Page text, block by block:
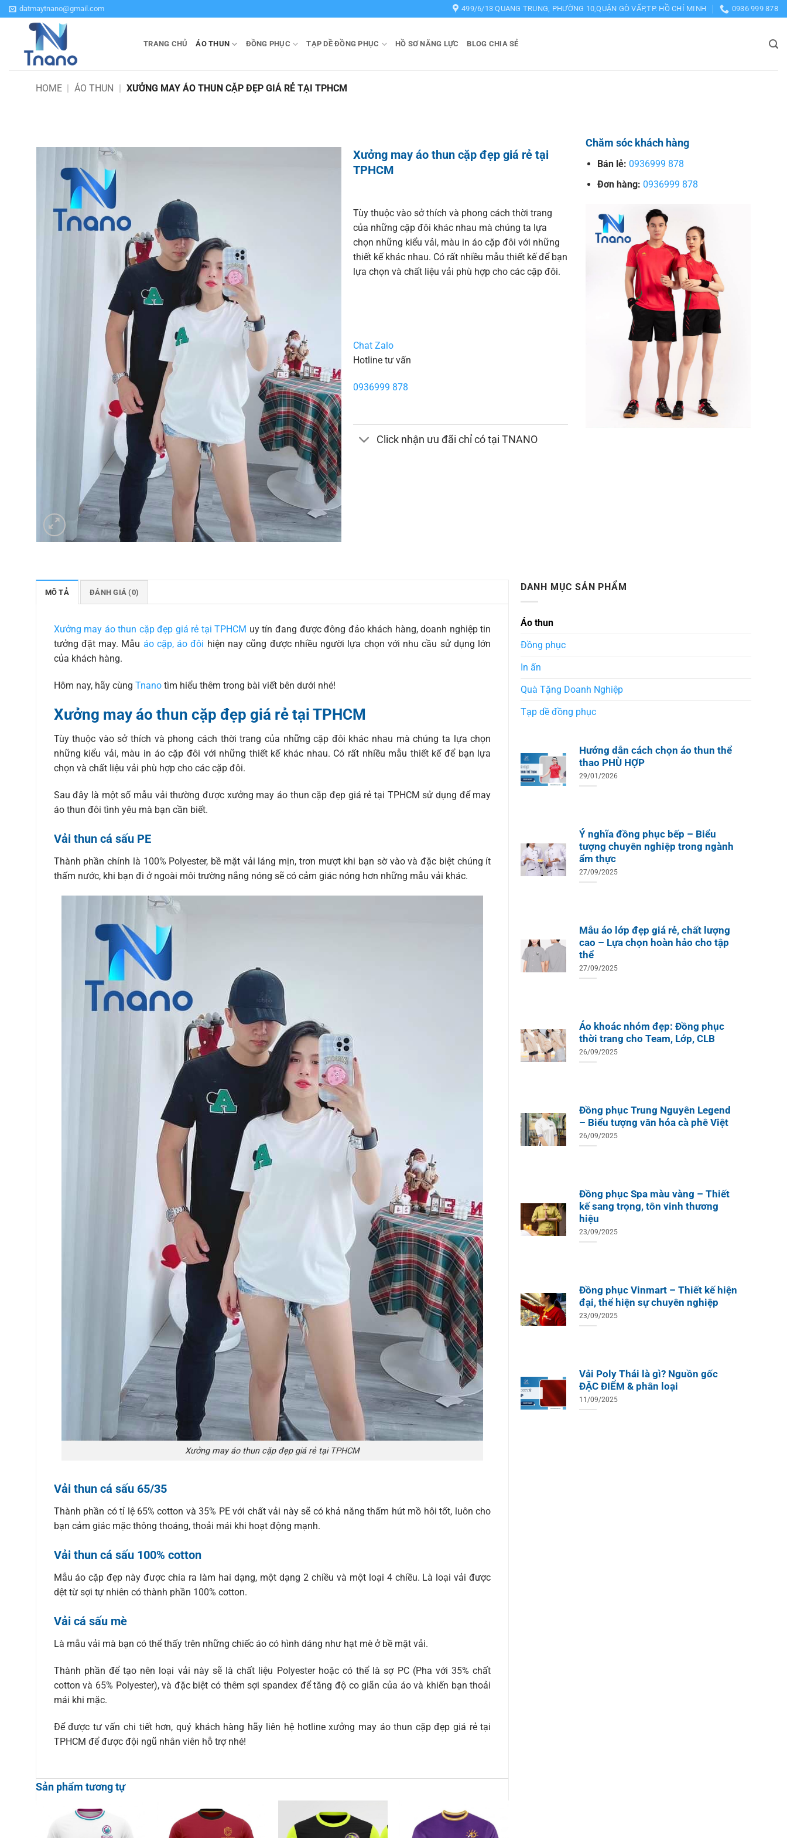
Bỏ
qua
datmaytnano@gmail.com 499/6/13 QUANG TRUNG, PHƯỜNG 10,QUẬN GÒ VẤP,TP. HỒ CHÍ MINH 0936 999 878
TRANG CHỦ ÁO THUN ĐỒNG PHỤC TẠP DỀ ĐỒNG PHỤC HỒ SƠ NĂNG LỰC BLOG CHIA SẺ
HOME | ÁO THUN | XƯỞNG MAY ÁO THUN CẶP ĐẸP GIÁ RẺ TẠI TPHCM
Xưởng may áo thun cặp đẹp giá rẻ tại
TPHCM
Tùy thuộc vào sở thích và phong cách thời trang
của những cặp đôi khác nhau mà chúng ta lựa
chọn những kiểu vải, màu in áo cặp đôi với những
thiết kế khác nhau. Có rất nhiều mẫu thiết kế để bạn
lựa chọn và chất liệu vải phù hợp cho các cặp đôi.
Chat Zalo
Hotline tư vấn
0936999 878
Click nhận ưu đãi chỉ có tại TNANO
Chăm sóc khách hàng
Bán lẻ: 0936999 878
Đơn hàng: 0936999 878
MÔ TẢ ĐÁNH GIÁ (0)
Xưởng may áo thun cặp đẹp giá rẻ tại TPHCM uy tín đang được đông đảo khách hàng, doanh nghiệp tin
tưởng đặt may. Mẫu áo cặp, áo đôi hiện nay cũng được nhiều người lựa chọn với nhu cầu sử dụng lớn
của khách hàng.
Hôm nay, hãy cùng Tnanotìm hiểu thêm trong bài viết bên dưới nhé!
Xưởng may áo thun cặp đẹp giá rẻ tại TPHCM
Tùy thuộc vào sở thích và phong cách thời trang của những cặp đôi khác nhau mà chúng ta lựa chọn
những kiểu vải, màu in áo cặp đôi với những thiết kế khác nhau. Có rất nhiều mẫu thiết kế để bạn lựa
chọn và chất liệu vải phù hợp cho các cặp đôi.
Sau đây là một số mẫu vải thường được xưởng may áo thun cặp đẹp giá rẻ tại TPHCM sử dụng để may
áo thun đôi tình yêu mà bạn cần biết.
Vải thun cá sấu PE
Thành phần chính là 100% Polyester, bề mặt vải láng mịn, trơn mượt khi bạn sờ vào và đặc biệt chúng ít
thấm nước, khi bạn đi ở ngoài môi trường nắng nóng sẽ có cảm giác nóng hơn những mẫu vải khác.
Xưởng may áo thun cặp đẹp giá rẻ tại TPHCM
Vải thun cá sấu 65/35
Thành phần có tỉ lệ 65% cotton và 35% PE với chất vải này sẽ có khả năng thấm hút mồ hôi tốt, luôn cho
bạn cảm giác mặc thông thoáng, thoải mái khi hoạt động mạnh.
Vải thun cá sấu 100% cotton
Mẫu áo cặp đẹp này được chia ra làm hai dạng, một dạng 2 chiều và một loại 4 chiều. Là loại vải được
dệt từ sợi tự nhiên có thành phần 100% cotton.
Vải cá sấu mè
Là mẫu vải mà bạn có thể thấy trên những chiếc áo có hình dáng như hạt mè ở bề mặt vải.
Thành phần để tạo nên loại vải này sẽ là chất liệu Polyester hoặc có thể là sợ PC (Pha với 35% chất
cotton và 65% Polyester), và đặc biệt có thêm sợi spandex để tăng độ co giãn của áo và khiến bạn thoải
mái khi mặc.
Để được tư vấn chi tiết hơn, quý khách hàng hãy liên hệ hotline xưởng may áo thun cặp đẹp giá rẻ tại
TPHCM để được đội ngũ nhân viên hỗ trợ nhé!
Sản phẩm tương tự
DANH MỤC SẢN PHẨM
Áo thun
Đồng phục
In ấn
Quà Tặng Doanh Nghiệp
Tạp dề đồng phục
Hướng dẫn cách chọn áo thun thể
thao PHÙ HỢP
29/01/2026
Ý nghĩa đồng phục bếp – Biểu
tượng chuyên nghiệp trong ngành
ẩm thực
27/09/2025
Mẫu áo lớp đẹp giá rẻ, chất lượng
cao – Lựa chọn hoàn hảo cho tập
thể
27/09/2025
Áo khoác nhóm đẹp: Đồng phục
thời trang cho Team, Lớp, CLB
26/09/2025
Đồng phục Trung Nguyên Legend
– Biểu tượng văn hóa cà phê Việt
26/09/2025
Đồng phục Spa màu vàng – Thiết
kế sang trọng, tôn vinh thương
hiệu
23/09/2025
Đồng phục Vinmart – Thiết kế hiện
đại, thể hiện sự chuyên nghiệp
23/09/2025
Vải Poly Thái là gì? Nguồn gốc
ĐẶC ĐIỂM & phân loại
11/09/2025